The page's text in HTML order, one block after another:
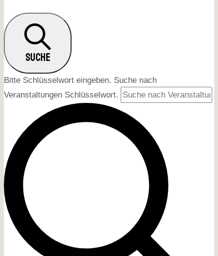
SUCHE
Bitte Schlüsselwort eingeben. Suche nach
Veranstaltungen Schlüsselwort.